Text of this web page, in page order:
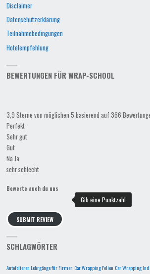
Disclaimer
Datenschutzerklärung
Teilnahmebedingungen
Hotelempfehlung
BEWERTUNGEN FÜR WRAP-SCHOOL
3,9 Sterne von möglichen 5 basierend auf 366
Perfekt
Sehr gut
Gut
Na Ja
sehr schlecht
Bewerte auch du uns
SUBMIT REVIEW
SCHLAGWÖRTER
Autofolieren Lehrgänge für Firmen Car Wrapping Folien Car Wrapping